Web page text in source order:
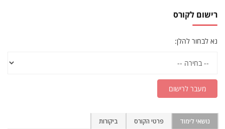
רישום לקורס
נא לבחור להלן:
מעבר לרישום
נושאי לימוד פרטי הקורס ביקורות